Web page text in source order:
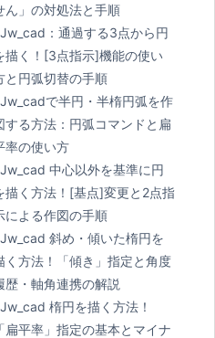
ん」の対処法と手順
Jw_cad：通過する3点から円
描く！[3点指示]機能の使い
と円弧切替の手順
Jw_cadで半円・半楕円弧を作
する方法：円弧コマンドと扁
率の使い方
Jw_cad 中心以外を基準に円
描く方法！[基点]変更と2点指
による作図の手順
Jw_cad 斜め・傾いた楕円を
く方法！「傾き」指定と角度
歴・軸角連携の解説
Jw_cad 楕円を描く方法！
「扁平率」指定の基本とマイナ